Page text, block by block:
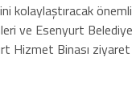
kolaylaştıracak önemli
ve Esenyurt Belediye
Hizmet Binası ziyaret